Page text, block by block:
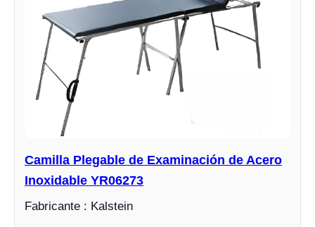
Camilla Plegable de Examinación de Acero
Inoxidable YR06273
Fabricante : Kalstein